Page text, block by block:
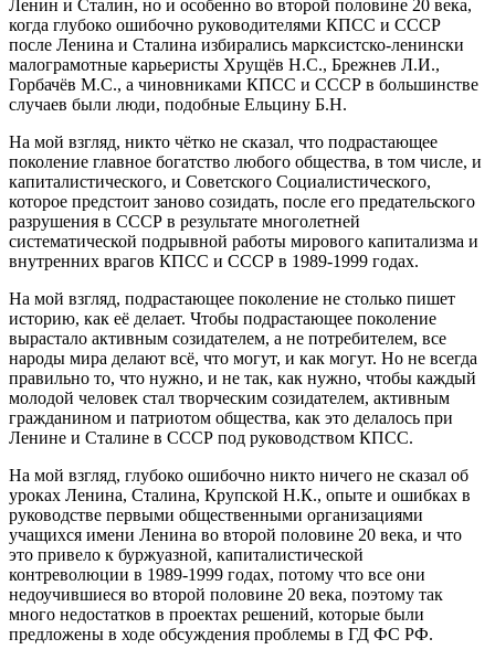
Ленин и Сталин, но и особенно во второй половине 20 века,
когда глубоко ошибочно руководителями КПСС и СССР
после Ленина и Сталина избирались марксистско-ленински
малограмотные карьеристы Хрущёв Н.С., Брежнев Л.И.,
Горбачёв М.С., а чиновниками КПСС и СССР в большинстве
случаев были люди, подобные Ельцину Б.Н.
На мой взгляд, никто чётко не сказал, что подрастающее
поколение главное богатство любого общества, в том числе, и
капиталистического, и Советского Социалистического,
которое предстоит заново созидать, после его предательского
разрушения в СССР в результате многолетней
систематической подрывной работы мирового капитализма и
внутренних врагов КПСС и СССР в 1989-1999 годах.
На мой взгляд, подрастающее поколение не столько пишет
историю, как её делает. Чтобы подрастающее поколение
вырастало активным созидателем, а не потребителем, все
народы мира делают всё, что могут, и как могут. Но не всегда
правильно то, что нужно, и не так, как нужно, чтобы каждый
молодой человек стал творческим созидателем, активным
гражданином и патриотом общества, как это делалось при
Ленине и Сталине в СССР под руководством КПСС.
На мой взгляд, глубоко ошибочно никто ничего не сказал об
уроках Ленина, Сталина, Крупской Н.К., опыте и ошибках в
руководстве первыми общественными организациями
учащихся имени Ленина во второй половине 20 века, и что
это привело к буржуазной, капиталистической
контреволюции в 1989-1999 годах, потому что все они
недоучившиеся во второй половине 20 века, поэтому так
много недостатков в проектах решений, которые были
предложены в ходе обсуждения проблемы в ГД ФС РФ.